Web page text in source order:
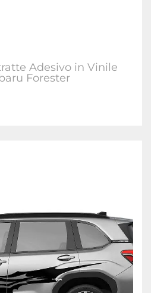
Adesivo in Vinile
Forester